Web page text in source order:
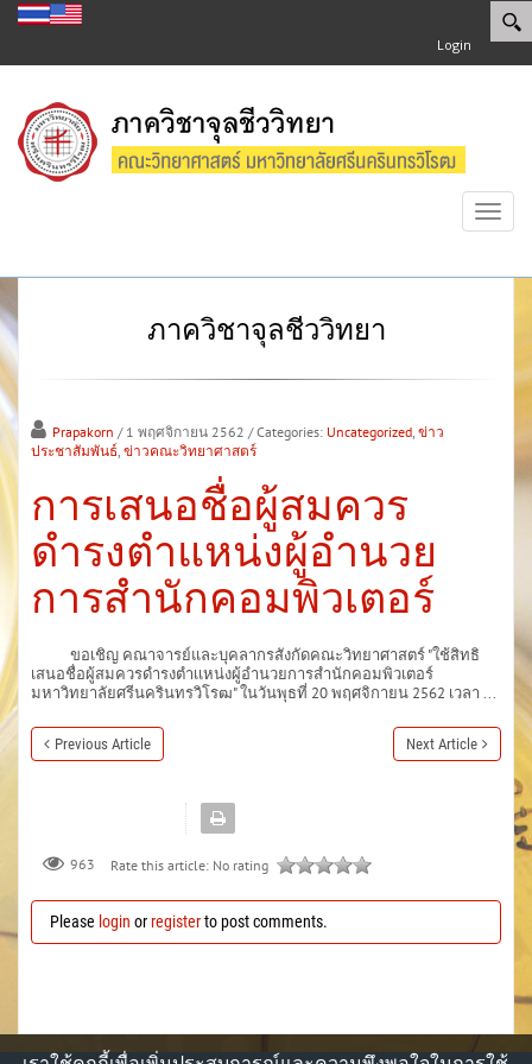
Login
ภาควิชาจุลชีววิทยา
Prapakorn / 1 พฤศจิกายน 2562 / Categories: Uncategorized ข่าว
ประชาสัมพันธ์ ข่าวคณะวิทยาศาสตร์
การเสนอชื่อผู้สมควร
ดำรงตำแหน่งผู้อำนวย
การสำนักคอมพิวเตอร์
ขอเชิญ คณาจารย์และบุคลากรสังกัดคณะวิทยาศาสตร์ "ใช้สิทธิ
เสนอชื่อผู้สมควรดำรงตำเเหน่งผู้อำนวยการสำนักคอมพิวเตอร์
มหาวิทยาลัยศรีนครินทรวิโรฒ" ในวันพุธที่ 20 พฤศจิกายน 2562 เวลา ...
Previous Article Next Article
963 Rate this article: No rating
Please login orregisterto post comments.